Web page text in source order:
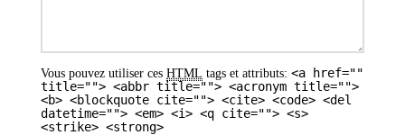
Vous pouvez utiliser ces HTML tags et attributs: <a href=""
title=""> <abbr title=""> <acronym title="">
<b> <blockquote cite=""> <cite> <code> <del
datetime=""> <em> <i> <q cite=""> <s>
<strike> <strong>